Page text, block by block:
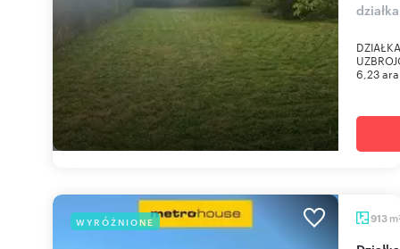
6,23
WYRÓŻNIONE 913 m